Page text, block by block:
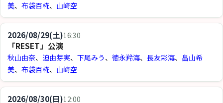
美、 布袋百椛、 山﨑空
2026/08/29(土)16:30
「RESET」公演
秋山由奈、 迫由芽実、 下尾みう、 徳永羚海、 長友彩海、 畠山希
美、 布袋百椛、 山﨑空
2026/08/30(日)12:00